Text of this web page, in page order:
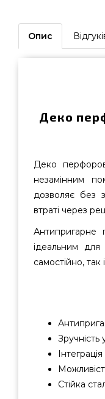
Опис
Деко
Деко
незамінним
дозволяє без
втраті через
Антипригарне
ідеальним для
самостійно,
Зручність
Стійка